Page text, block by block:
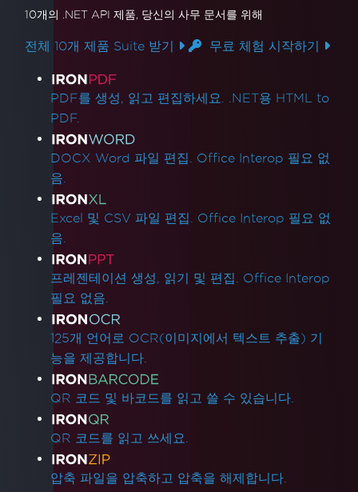
10개의 .NET API 제품, 당신의 사무 문서를 위해
전체 10개 제품 Suite 받기 무료 체험 시작하기
제품 링크
PDF를 생성, 읽고 편집하세요. .NET용 HTML to
PDF.
DOCX Word 파일 편집. Office Interop 필요 없
음.
Excel 및 CSV 파일 편집. Office Interop 필요 없
음.
프레젠테이션 생성, 읽기 및 편집. Office Interop
필요 없음.
125개 언어로 OCR(이미지에서 텍스트 추출) 기
능을 제공합니다.
QR 코드 및 바코드를 읽고 쓸 수 있습니다.
QR 코드를 읽고 쓰세요.
압축 파일을 압축하고 압축을 해제합니다.